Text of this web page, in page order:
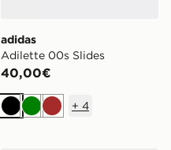
adidas
Adilette 00s Slides
40,00€
NeroVerdeMarrone
+ 4